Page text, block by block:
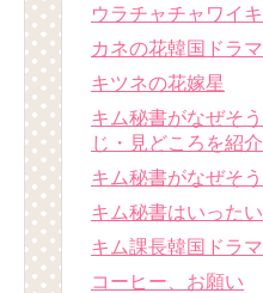
ウラチャチャワイ
カネの花韓国ドラマ
キツネの花嫁星
キム秘書がなぜそ
じ・見どころを紹介
キム秘書がなぜそ
キム秘書はいった
キム課長韓国ドラマ
コーヒー、お願い